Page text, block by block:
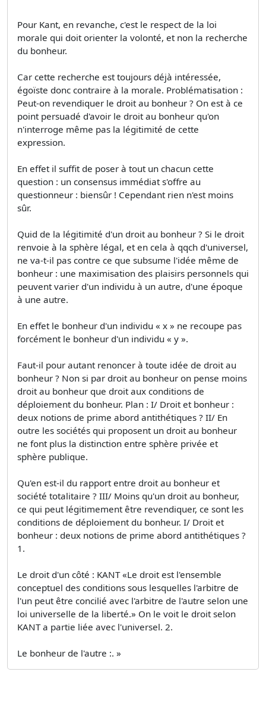
Pour Kant, en revanche, c'est le respect de la loi
morale qui doit orienter la volonté, et non la recherche
du bonheur.
Car cette recherche est toujours déjà intéressée,
égoïste donc contraire à la morale. Problématisation :
Peut-on revendiquer le droit au bonheur ? On est à ce
point persuadé d'avoir le droit au bonheur qu'on
n'interroge même pas la légitimité de cette
expression.
En effet il suffit de poser à tout un chacun cette
question : un consensus immédiat s'offre au
questionneur : biensûr ! Cependant rien n'est moins
sûr.
Quid de la légitimité d'un droit au bonheur ? Si le droit
renvoie à la sphère légal, et en cela à qqch d'universel,
ne va-t-il pas contre ce que subsume l'idée même de
bonheur : une maximisation des plaisirs personnels qui
peuvent varier d'un individu à un autre, d'une époque
à une autre.
En effet le bonheur d'un individu « x » ne recoupe pas
forcément le bonheur d'un individu « y ».
Faut-il pour autant renoncer à toute idée de droit au
bonheur ? Non si par droit au bonheur on pense moins
droit au bonheur que droit aux conditions de
déploiement du bonheur. Plan : I/ Droit et bonheur :
deux notions de prime abord antithétiques ? II/ En
outre les sociétés qui proposent un droit au bonheur
ne font plus la distinction entre sphère privée et
sphère publique.
Qu'en est-il du rapport entre droit au bonheur et
société totalitaire ? III/ Moins qu'un droit au bonheur,
ce qui peut légitimement être revendiquer, ce sont les
conditions de déploiement du bonheur. I/ Droit et
bonheur : deux notions de prime abord antithétiques ?
1.
Le droit d'un côté : KANT «Le droit est l'ensemble
conceptuel des conditions sous lesquelles l'arbitre de
l'un peut être concilié avec l'arbitre de l'autre selon une
loi universelle de la liberté.» On le voit le droit selon
KANT a partie liée avec l'universel. 2.
Le bonheur de l'autre :. »